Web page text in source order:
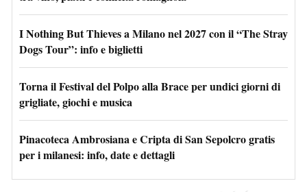
I Nothing But Thieves a Milano nel 2027 con il “The Stray
Dogs Tour”: info e biglietti
Torna il Festival del Polpo alla Brace per undici giorni di
grigliate, giochi e musica
Pinacoteca Ambrosiana e Cripta di San Sepolcro gratis
per i milanesi: info, date e dettagli